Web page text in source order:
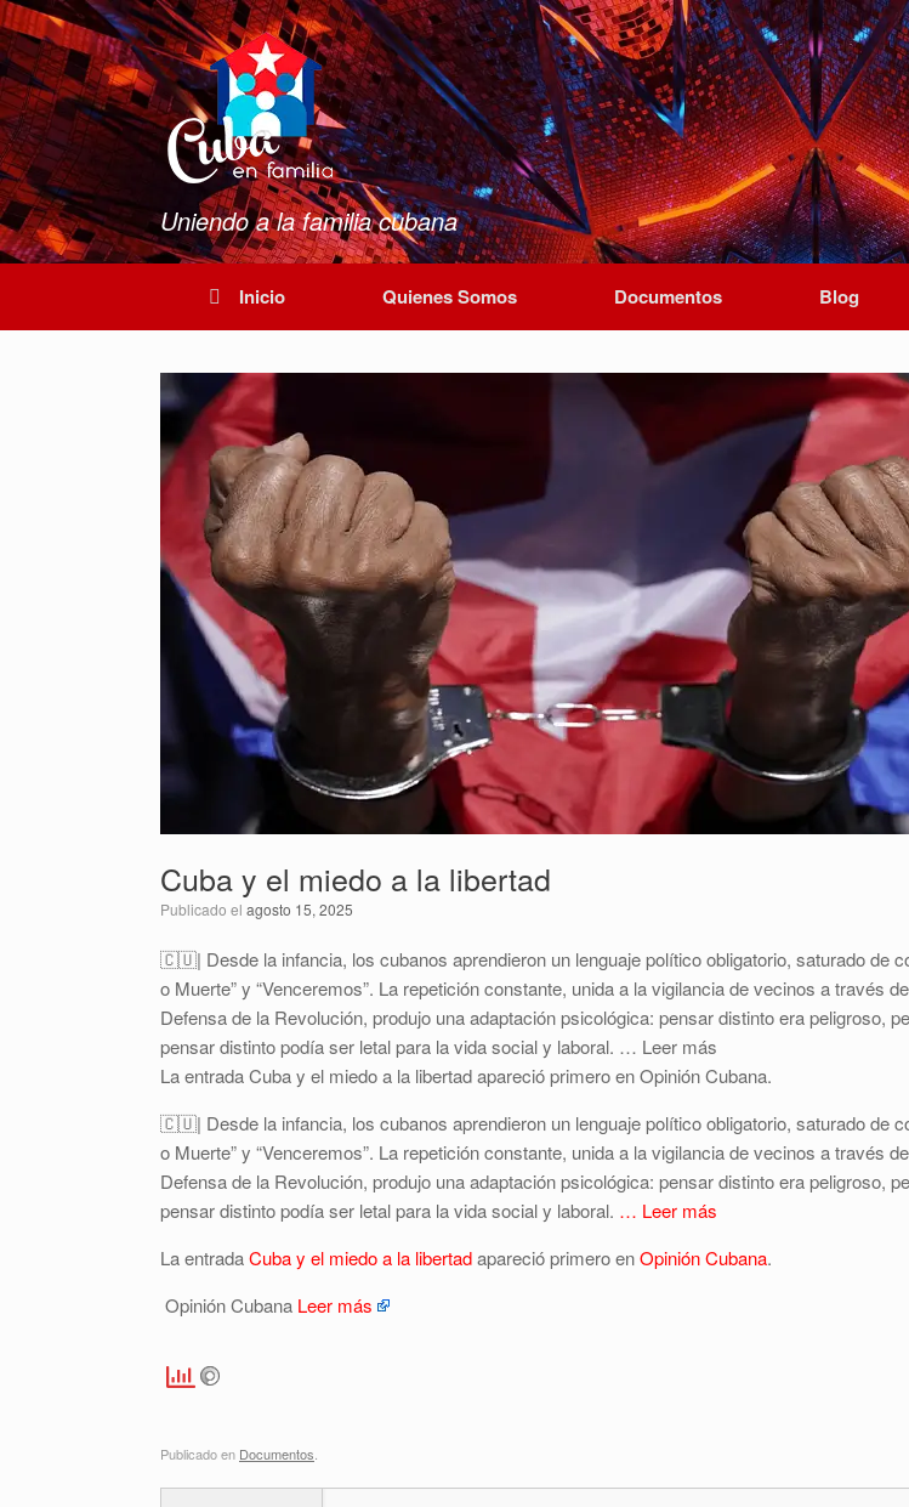
Saltar
al
contenido
Uniendo a la familia cubana
Inicio Quienes Somos Documentos Blog
Cuba y el miedo a la libertad
Publicado el agosto 15, 2025
🇨🇺| Desde la infancia, los cubanos aprendieron un lenguaje político obligatorio, saturado de
o Muerte” y “Venceremos”. La repetición constante, unida a la vigilancia de vecinos a través
Defensa de la Revolución, produjo una adaptación psicológica: pensar distinto era peligroso,
pensar distinto podía ser letal para la vida social y laboral. … Leer más
La entrada Cuba y el miedo a la libertad apareció primero en Opinión Cubana.
🇨🇺| Desde la infancia, los cubanos aprendieron un lenguaje político obligatorio, saturado de
o Muerte” y “Venceremos”. La repetición constante, unida a la vigilancia de vecinos a través
Defensa de la Revolución, produjo una adaptación psicológica: pensar distinto era peligroso,
pensar distinto podía ser letal para la vida social y laboral. … Leer más
La entradaCuba y el miedo a la libertadapareció primero enOpinión Cubana.
Opinión Cubana Leer más
Publicado en Documentos